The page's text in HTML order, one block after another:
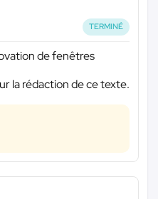
TERMINÉ
de fenêtres
la rédaction de ce texte.